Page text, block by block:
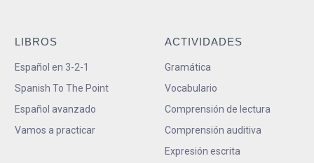
LIBROS
Español en 3-2-1
Spanish To The Point
Español avanzado
Vamos a practicar
ACTIVIDADES
Gramática
Vocabulario
Comprensión de lectura
Comprensión auditiva
Expresión escrita